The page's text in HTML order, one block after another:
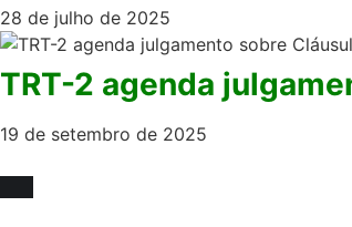
28 de julho de 2025
TRT-2 agenda
19 de setembro de 2025